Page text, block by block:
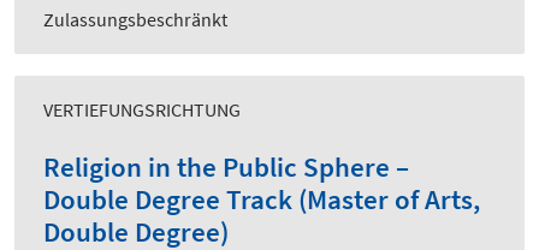
Zulassungsbeschränkt
VERTIEFUNGSRICHTUNG
Religion in the Public Sphere –
Double Degree Track (Master of Arts,
Double Degree)